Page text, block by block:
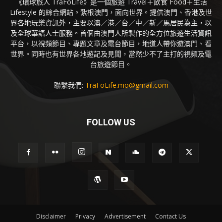
《環球旅人 TraFoLife》是一個旅遊 Travel＋飲食 Food＋生活
Lifestyle 的綜合網站。紮根澳門，面向世界。提供澳門、香港及世
界各地玩樂資訊外，主要以澳／港／台／中／新／馬居民為主，以
及全球華語人士服務。首個由澳門人所製作的全方位旅遊生活資訊
平台，以視頻節目、專題文章及電台節目，地道人帶你遊澳門、看
世界。同時也有世界各地遊記及見聞，當然少不了主打的視頻及電
台旅遊節目。
聯繫我們: TraFoLife.mo@gmail.com
FOLLOW US
Disclaimer Privacy Advertisement Contact Us